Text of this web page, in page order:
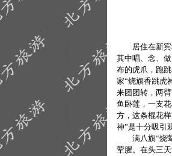
居住在新宾地
其中唱、念、
布的虎爪，跑
家“烧旗香跳虎
来团团转，两
鱼卧莲，一支
方，这条棍花
神”是十分吸引
满八旗“烧荤
荤腥。在头三